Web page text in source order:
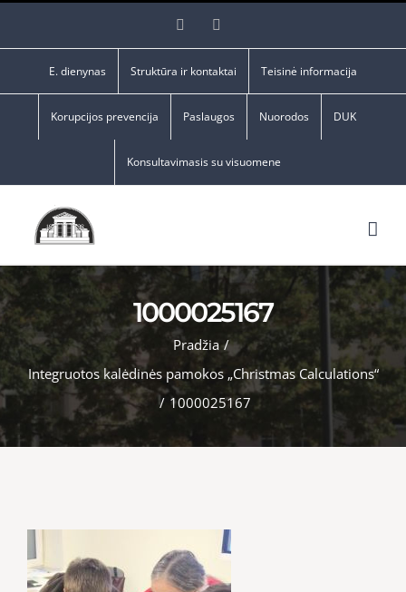
Facebook
E. dienynas Struktūra ir kontaktai Teisinė informacija
Korupcijos prevencija Paslaugos Nuorodos DUK
Konsultavimasis su visuomene
1000025167
Pradžia /
Integruotos kalėdinės pamokos „Christmas Calculations“
/ 1000025167